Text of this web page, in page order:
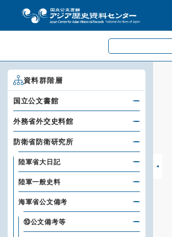
資料群階層
国立公文書館
外務省外交史料館
防衛省防衛研究所
陸軍省大日記
陸軍一般史料
海軍省公文備考
⑩公文備考等